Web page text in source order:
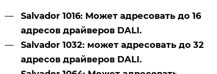
Salvador 1016: Может адресовать до 16
адресов драйверов DALI.
Salvador 1032: может адресовать до 32
адресов драйверов DALI.